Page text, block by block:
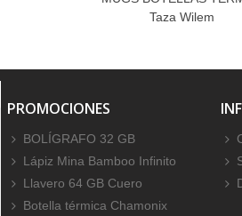
Taza Wilem
PROMOCIONES
BOLÍGRAFO 32 GB
Lápiz Mina Bamboo Infinito
Llavero 64 GB Cuero
Botella térmica Chamonix